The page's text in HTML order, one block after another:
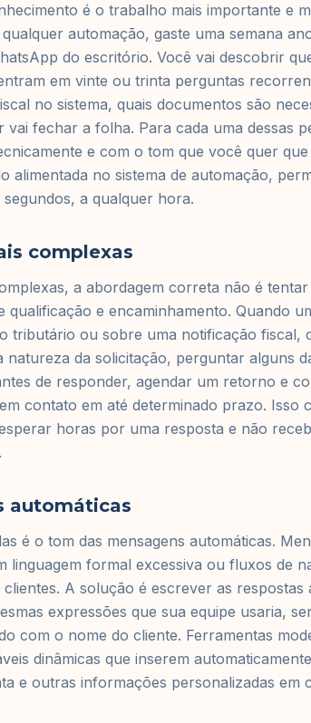
é o trabalho mais importante e
automação, gaste uma semana
do escritório. Você vai descobrir
em vinte ou trinta perguntas
no sistema, quais documentos são
fechar a folha. Para cada uma dessas
e com o tom que você quer
alimentada no sistema de automação,
a qualquer hora.
complexas
a abordagem correta não é
qualificação e encaminhamento. Quando
tributário ou sobre uma notificação fiscal,
da solicitação, perguntar alguns
de responder, agendar um retorno e
contato em até determinado prazo. Isso
horas por uma resposta e não
automáticas
é o tom das mensagens automáticas.
linguagem formal excessiva ou fluxos de
A solução é escrever as respostas
expressões que sua equipe usaria,
com o nome do cliente. Ferramentas
dinâmicas que inserem
e outras informações personalizadas em